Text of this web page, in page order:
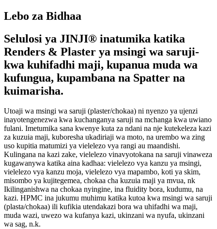
Lebo za Bidhaa
Selulosi ya JINJI® inatumika katika
Renders & Plaster ya msingi wa saruji-
kwa kuhifadhi maji, kupanua muda wa
kufungua, kupambana na Spatter na
kuimarisha.
Utoaji wa msingi wa saruji (plaster/chokaa) ni nyenzo ya ujenzi
inayotengenezwa kwa kuchanganya saruji na mchanga kwa uwiano
fulani. Imetumika sana kwenye kuta za ndani na nje kutekeleza kazi
za kuzuia maji, kuboresha ukadiriaji wa moto, na urembo wa zing
uso kupitia matumizi ya vielelezo vya rangi au maandishi.
Kulingana na kazi zake, vielelezo vinavyotokana na saruji vinaweza
kugawanywa katika aina kadhaa: vielelezo vya kanzu ya msingi,
vielelezo vya kanzu moja, vielelezo vya mapambo, koti ya skim,
misombo ya kujitegemea, chokaa cha kuzuia maji ya mvua, nk
Ikilinganishwa na chokaa nyingine, ina fluidity bora, kudumu, na
kazi. HPMC ina jukumu muhimu katika kutoa kwa msingi wa saruji
(plasta/chokaa) ili kufikia utendakazi bora wa uhifadhi wa maji,
muda wazi, uwezo wa kufanya kazi, ukinzani wa nyufa, ukinzani
wa sag, n.k.